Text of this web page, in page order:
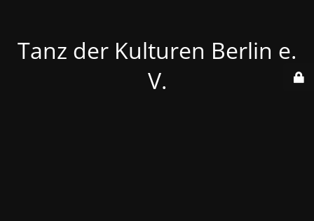
Tanz der Kulturen Berlin e.
V.